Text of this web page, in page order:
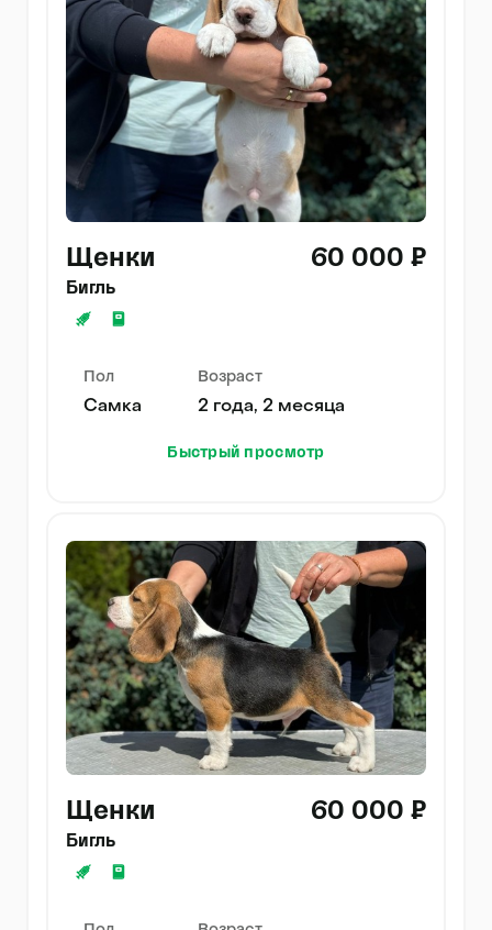
Щенки 60 000 ₽
Бигль
Пол
Самка
Возраст
2 года, 2 месяца
Быстрый просмотр
Щенки 60 000 ₽
Бигль